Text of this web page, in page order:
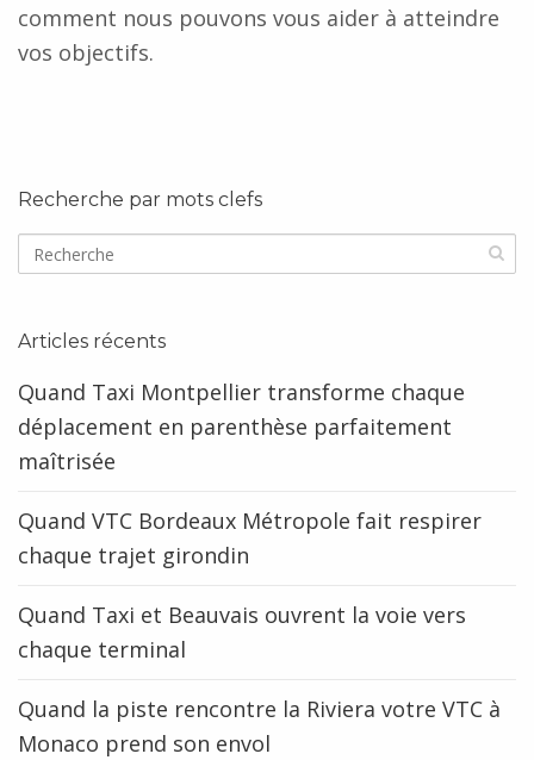
comment nous pouvons vous aider à atteindre
vos objectifs.
Recherche par mots clefs
Articles récents
Quand Taxi Montpellier transforme chaque
déplacement en parenthèse parfaitement
maîtrisée
Quand VTC Bordeaux Métropole fait respirer
chaque trajet girondin
Quand Taxi et Beauvais ouvrent la voie vers
chaque terminal
Quand la piste rencontre la Riviera votre VTC à
Monaco prend son envol